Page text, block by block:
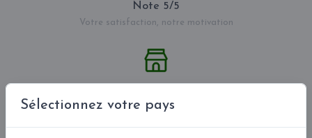
Sélectionnez votre pays
Note 5/5
Votre satisfaction, notre motivation
Notre showroom se situe à Tournai (Belgique)